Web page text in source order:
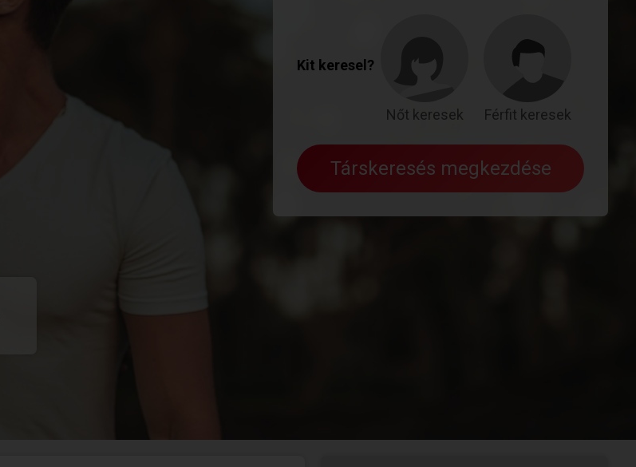
Kit keresel?
Nőt keresek Férfit keresek
Társkeresés megkezdése